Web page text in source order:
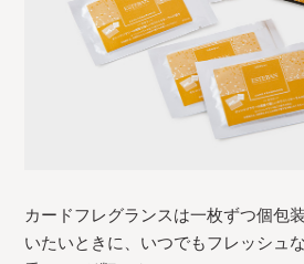
カードフレグランスは一枚ずつ個包
いたいときに、いつでもフレッシュ